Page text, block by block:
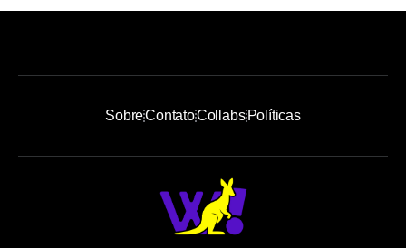
SobreContatoCollabsPolíticas